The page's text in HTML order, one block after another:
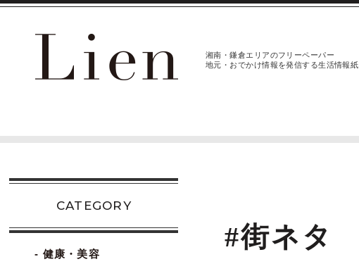
湘南・鎌倉エリアのフリーペーパー
地元・おでかけ情報を発信する生活情報紙
CATEGORY
- 健康・美容
#街ネタ